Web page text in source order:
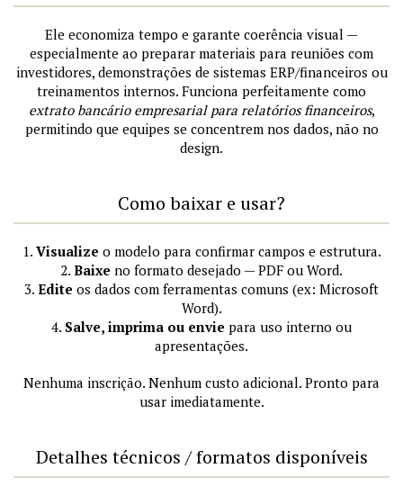
Ele economiza tempo e garante coerência visual —
especialmente ao preparar materiais para reuniões com
investidores, demonstrações de sistemas ERP/financeiros ou
treinamentos internos. Funciona perfeitamente como
extrato bancário empresarial para relatórios financeiros,
permitindo que equipes se concentrem nos dados, não no
design.
Como baixar e usar?
1. Visualize o modelo para confirmar campos e estrutura.
2. Baixe no formato desejado — PDF ou Word.
3. Edite os dados com ferramentas comuns (ex: Microsoft
Word).
4. Salve, imprima ou envie para uso interno ou
apresentações.
Nenhuma inscrição. Nenhum custo adicional. Pronto para
usar imediatamente.
Detalhes técnicos / formatos disponíveis